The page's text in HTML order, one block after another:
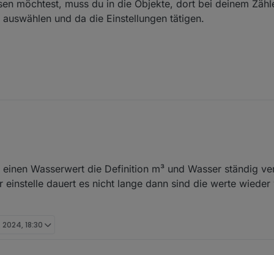
von euch sie schon intergriert.
möchtest, muss du in die Objekte, dort bei deinem
und da die Einstellungen tätigen.
Wasserwert die Definition m³ und Wasser ständig
dauert es nicht lange dann sind die werte wieder
2024, 18:30